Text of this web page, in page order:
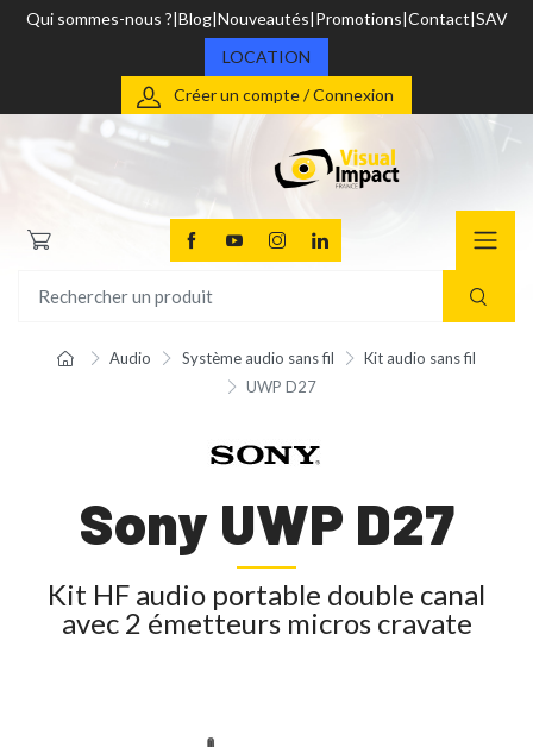
Qui sommes-nous ? Blog Nouveautés Promotions Contact SAV
LOCATION
Créer un compte / Connexion
Audio Système audio sans fil
Kit audio sans fil
UWP D27
Sony UWP D27
Kit HF audio portable double canal
avec 2 émetteurs micros cravate